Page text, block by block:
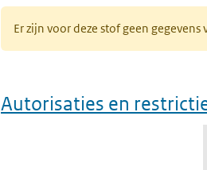
Er zijn voor deze stof geen
Autorisaties en